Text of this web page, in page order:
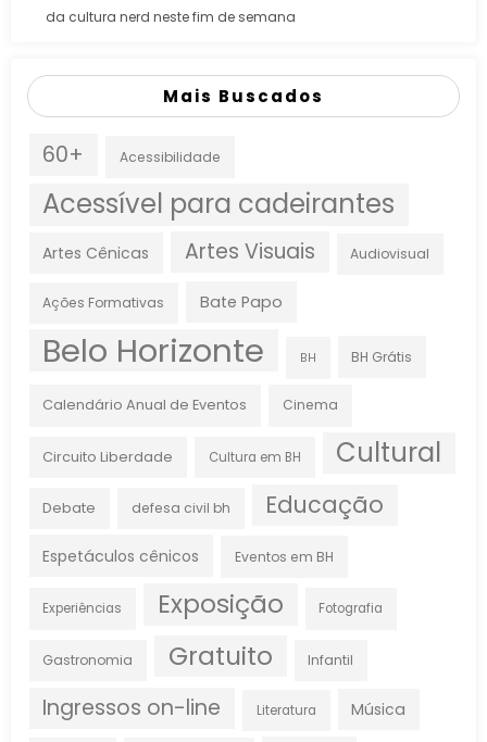
da cultura nerd neste fim de semana
Mais Buscados
60+ Acessibilidade
Acessível para cadeirantes
Artes Cênicas Artes Visuais Audiovisual
Ações Formativas Bate Papo
Belo Horizonte BH BH Grátis
Calendário Anual de Eventos Cinema
Circuito Liberdade Cultura em BH Cultural
Debate defesa civil bh Educação
Espetáculos cênicos Eventos em BH
Experiências Exposição Fotografia
Gastronomia Gratuito Infantil
Ingressos on-line Literatura Música